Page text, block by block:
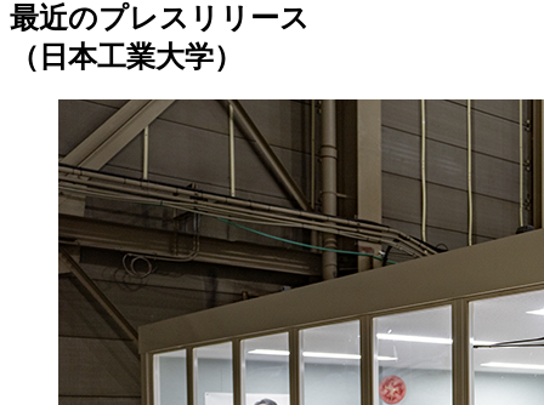
最近のプレスリリース
（日本工業大学）